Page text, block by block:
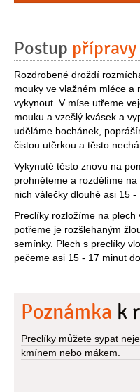
Postup přípravy
Rozdrobené droždí
mouky ve vlažném mléce a
vykynout. V míse utřeme
mouku a vzešlý kvásek a
uděláme bochánek,
čistou utěrkou a těsto
Vykynuté těsto znovu na
prohněteme a rozdělíme
nich válečky dlouhé asi 15
Preclíky rozložíme na plech
potřeme je rozšlehaným
semínky. Plech s preclíky
pečeme asi 15 - 17 minut
Poznámka k
Preclíky můžete sypat
kmínem nebo mákem.